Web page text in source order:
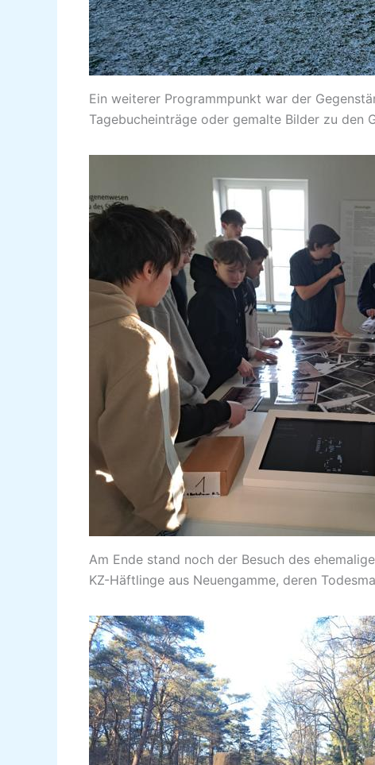
Ein weiterer Programmpunkt war der
Tagebucheinträge oder gemalte Bilder zu den
Am Ende stand noch der Besuch des
KZ-Häftlinge aus Neuengamme, deren